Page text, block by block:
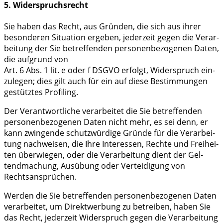
5. Widerspruchsrecht
Sie haben das Recht, aus Grün­den, die sich aus ihrer
beson­de­ren Situa­ti­on erge­ben, jeder­zeit gegen die Ver­ar­
bei­tung der Sie betref­fen­den per­so­nen­be­zo­ge­nen Daten,
die auf­grund von
Art. 6 Abs. 1 lit. e oder f DSGVO erfolgt, Wider­spruch ein­
zu­le­gen; dies gilt auch für ein auf die­se Bestim­mun­gen
gestütz­tes Profiling.
Der Ver­ant­wort­li­che ver­ar­bei­tet die Sie betref­fen­den
per­so­nen­be­zo­ge­nen Daten nicht mehr, es sei denn, er
kann zwin­gen­de schutz­wür­di­ge Grün­de für die Ver­ar­bei­
tung nach­wei­sen, die Ihre Inter­es­sen, Rech­te und Frei­hei­
ten über­wie­gen, oder die Ver­ar­bei­tung dient der Gel­
tend­ma­chung, Aus­übung oder Ver­tei­di­gung von
Rechtsansprüchen.
Wer­den die Sie betref­fen­den per­so­nen­be­zo­ge­nen Daten
ver­ar­bei­tet, um Direkt­wer­bung zu betrei­ben, haben Sie
das Recht, jeder­zeit Wider­spruch gegen die Ver­ar­bei­tung